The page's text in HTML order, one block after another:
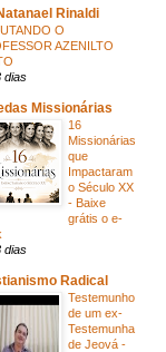
Rinaldi
O
AZENILTO
dias
Missionárias
16
Missionárias
que
Impactaram
o Século XX
- Baixe
grátis o e-
dias
Radical
Testemunho
de um ex-
Testemunha
de Jeová -